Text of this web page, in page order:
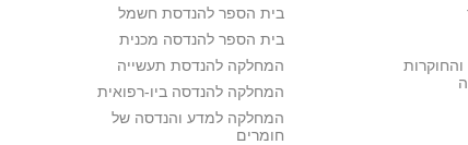
בית הספר להנדסת חשמל
בית הספר להנדסה מכנית
המחלקה להנדסת תעשייה
המחלקה להנדסה ביו-רפואית
המחלקה למדע והנדסה של
חומרים